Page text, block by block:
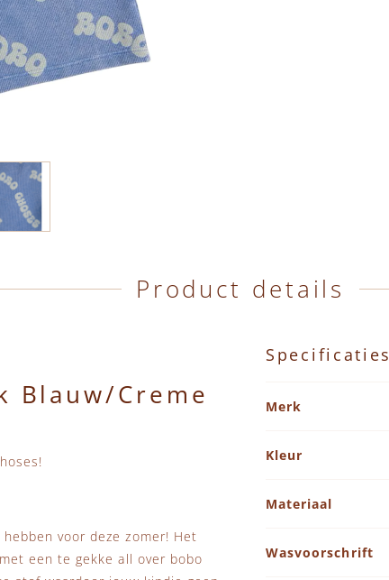
Product details
Blauw/Creme
voor deze zomer! Het
een te gekke all over bobo
Specificaties
Merk
Kleur
Materiaal
Wasvoorschrift